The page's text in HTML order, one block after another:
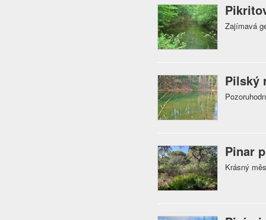
Zajímavá
Pilský
Pinar
Krásný